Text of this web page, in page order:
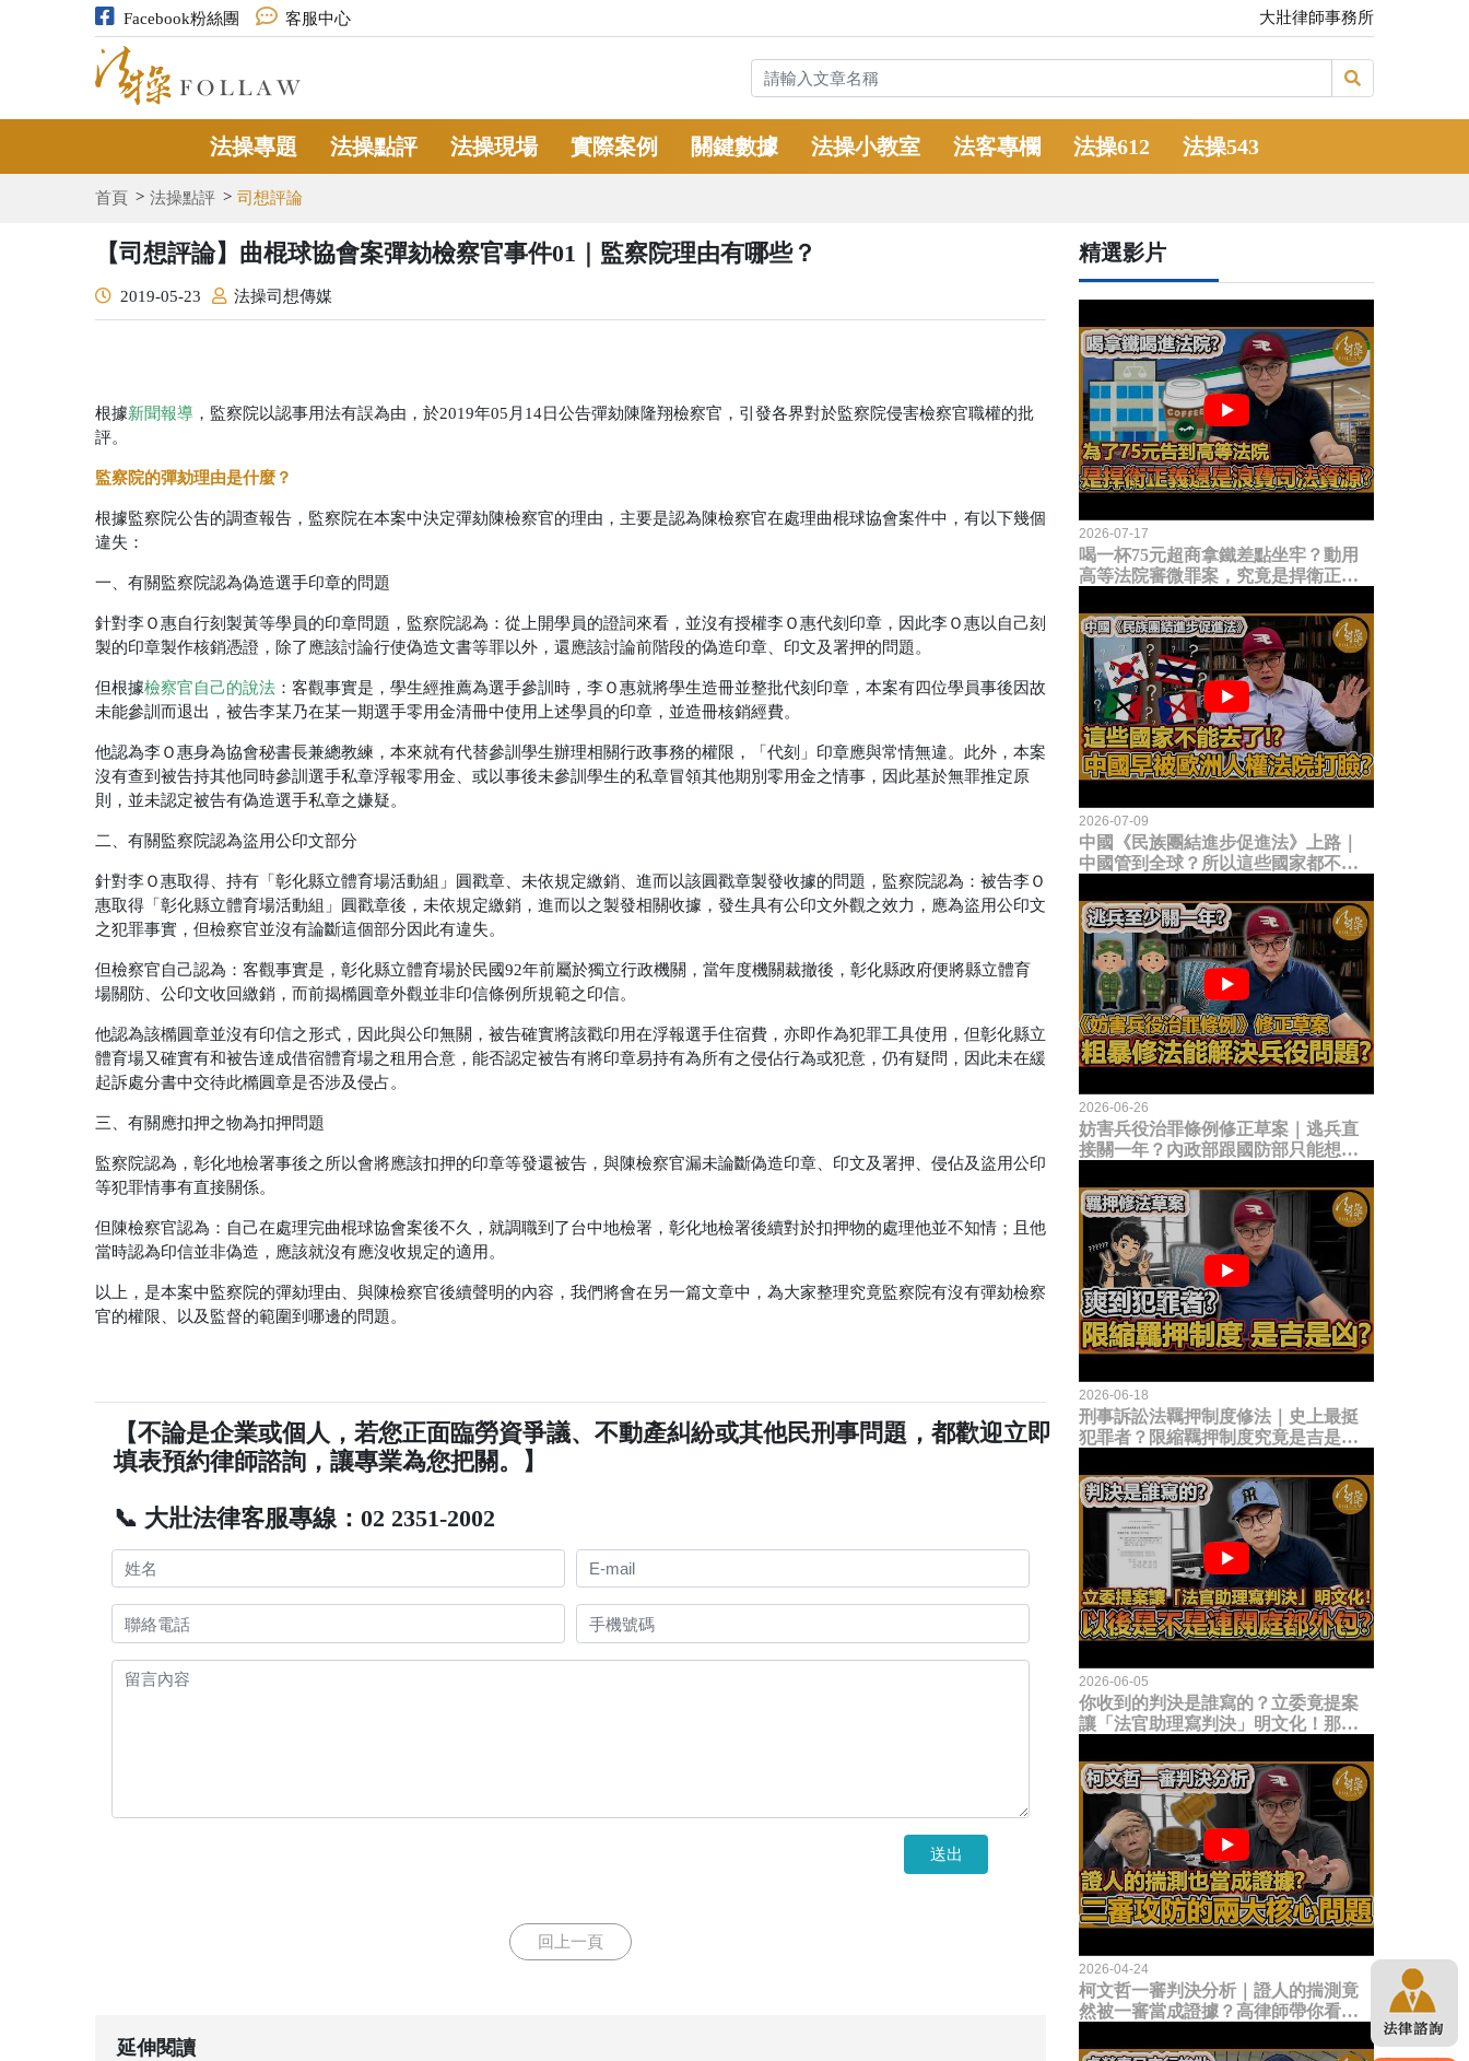
Facebook粉絲團 客服中心 大壯律師事務所
法操專題 法操點評 法操現場 實際案例 關鍵數據 法操小教室 法客專欄 法操612 法操543
首頁 法操點評 司想評論
【司想評論】曲棍球協會案彈劾檢察官事件01｜監察院理由有哪些？
2019-05-23 法操司想傳媒
根據新聞報導 ，監察院以認事用法有誤為由，於2019年05月14日公告彈劾陳隆翔檢察官，引發各界對於監察院侵害檢察官職權的批
評。
監察院的彈劾理由是什麼？
根據監察院公吿的調查報告，監察院在本案中決定彈劾陳檢察官的理由，主要是認為陳檢察官在處理曲棍球協會案件中，有以下幾個
違失：
一、有關監察院認為偽造選手印章的問題
針對李Ｏ惠自行刻製黃等學員的印章問題，監察院認為：從上開學員的證詞來看，並沒有授權李Ｏ惠代刻印章，因此李Ｏ惠以自己刻
製的印章製作核銷憑證，除了應該討論行使偽造文書等罪以外，還應該討論前階段的偽造印章、印文及署押的問題。
但根據檢察官自己的說法 ：客觀事實是，學生經推薦為選手參訓時，李Ｏ惠就將學生造冊並整批代刻印章，本案有四位學員事後因故
未能參訓而退出，被告李某乃在某一期選手零用金清冊中使用上述學員的印章，並造冊核銷經費。
他認為李Ｏ惠身為協會秘書長兼總教練，本來就有代替參訓學生辦理相關行政事務的權限，「代刻」印章應與常情無違。此外，本案
沒有查到被告持其他同時參訓選手私章浮報零用金、或以事後未參訓學生的私章冒領其他期別零用金之情事，因此基於無罪推定原
則，並未認定被告有偽造選手私章之嫌疑。
二、有關監察院認為盜用公印文部分
針對李Ｏ惠取得、持有「彰化縣立體育場活動組」圓戳章、未依規定繳銷、進而以該圓戳章製發收據的問題，監察院認為：被告李Ｏ
惠取得「彰化縣立體育場活動組」圓戳章後，未依規定繳銷，進而以之製發相關收據，發生具有公印文外觀之效力，應為盜用公印文
之犯罪事實，但檢察官並沒有論斷這個部分因此有違失。
但檢察官自己認為：客觀事實是，彰化縣立體育場於民國92年前屬於獨立行政機關，當年度機關裁撤後，彰化縣政府便將縣立體育
場關防、公印文收回繳銷，而前揭橢圓章外觀並非印信條例所規範之印信。
他認為該橢圓章並沒有印信之形式，因此與公印無關，被告確實將該戳印用在浮報選手住宿費，亦即作為犯罪工具使用，但彰化縣立
體育場又確實有和被告達成借宿體育場之租用合意，能否認定被告有將印章易持有為所有之侵佔行為或犯意，仍有疑問，因此未在緩
起訴處分書中交待此橢圓章是否涉及侵占。
三、有關應扣押之物為扣押問題
監察院認為，彰化地檢署事後之所以會將應該扣押的印章等發還被告，與陳檢察官漏未論斷偽造印章、印文及署押、侵佔及盜用公印
等犯罪情事有直接關係。
但陳檢察官認為：自己在處理完曲棍球協會案後不久，就調職到了台中地檢署，彰化地檢署後續對於扣押物的處理他並不知情；且他
當時認為印信並非偽造，應該就沒有應沒收規定的適用。
以上，是本案中監察院的彈劾理由、與陳檢察官後續聲明的內容，我們將會在另一篇文章中，為大家整理究竟監察院有沒有彈劾檢察
官的權限、以及監督的範圍到哪邊的問題。
【不論是企業或個人，若您正面臨勞資爭議、不動產糾紛或其他民刑事問題，都歡迎立即
填表預約律師諮詢，讓專業為您把關。】
📞 大壯法律客服專線：02 2351-2002
送出
回上一頁
延伸閱讀
精選影片
2026-07-17
喝一杯75元超商拿鐵差點坐牢？動用
高等法院審微罪案，究竟是捍衛正義
2026-07-09
中國《民族團結進步促進法》上路｜
中國管到全球？所以這些國家都不能
臉？
2026-06-26
妨害兵役治罪條例修正草案｜逃兵直
接關一年？內政部跟國防部只能想到
題？
2026-06-18
刑事訴訟法羈押制度修法｜史上最挺
犯罪者？限縮羈押制度究竟是吉是
2026-06-05
你收到的判決是誰寫的？立委竟提案
讓「法官助理寫判決」明文化！那以
2026-04-24
柯文哲一審判決分析｜證人的揣測竟
然被一審當成證據？高律師帶你看未